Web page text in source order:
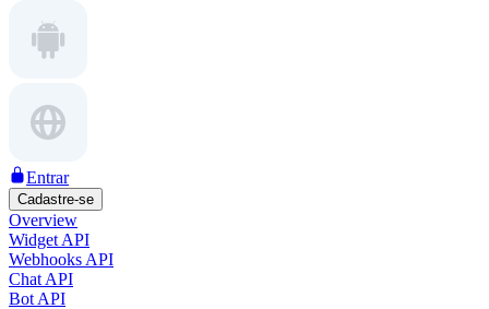
Entrar
Cadastre-se
Overview
Widget API
Webhooks API
Chat API
Bot API